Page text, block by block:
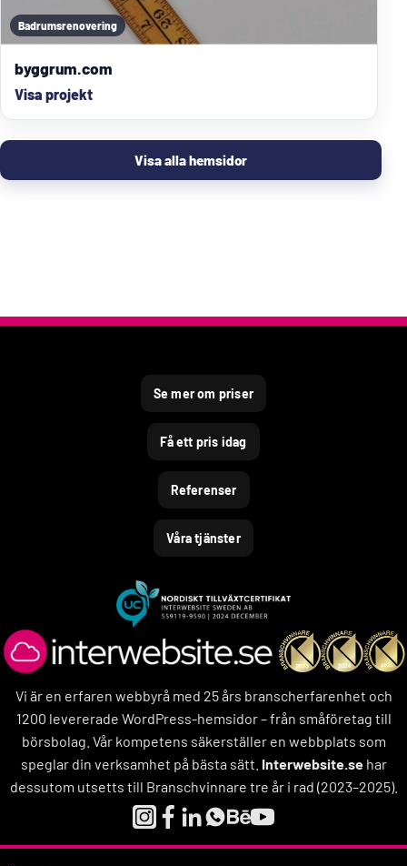
Badrumsrenovering
byggrum.com
Visa projekt
Visa alla hemsidor
Se mer om priser
Få ett pris idag
Referenser
Våra tjänster
Vi är en erfaren webbyrå med 25 års branscherfarenhet och
1200 levererade WordPress-hemsidor – från småföretag till
börsbolag. Vår kompetens säkerställer en webbplats som
speglar din verksamhet på bästa sätt. Interwebsite.sehar
dessutom utsetts till Branschvinnare tre år i rad (2023–2025).